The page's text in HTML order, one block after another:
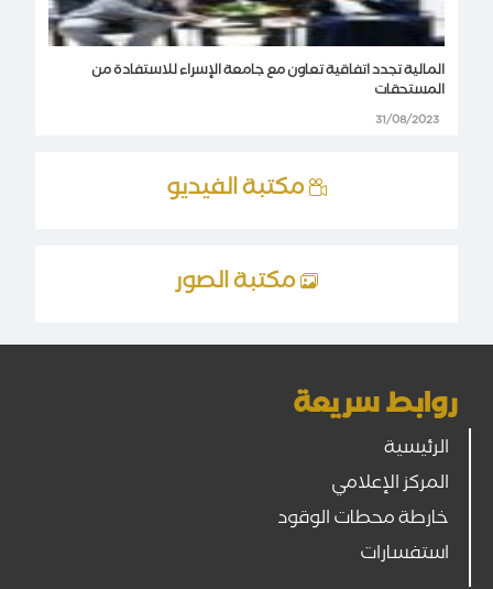
المالية تجدد اتفاقية تعاون مع جامعة الإسراء للاستفادة من
المستحقات
31/08/2023
مكتبة الفيديو
مكتبة الصور
روابط سريعة
الرئيسية
المركز الإعلامي
خارطة محطات الوقود
استفسارات